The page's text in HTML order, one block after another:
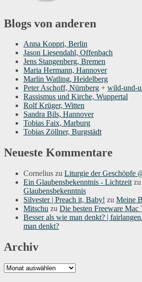
Blogs von anderen
Anna Koppri, Berlin
Jason Liesendahl, Offenbach
Jens Stangenberg, Bremen
Maria Hermann, Hannover
Marlin Watling, Heidelberg
Peter Aschoff, Nürnberg + wild-und-
Rassismus und Kirche, Wuppertal
Rolf Krüger, Witten
Sandra Bils, Hannover
Tobias Faix, Marburg
Tobias Zöllner, Burgstädt
Neueste Kommentare
Cornelius zu Liturgie der Geschöpfe
Ein Glaubensbekenntnis - Lichtzeit zu
Glaubensbekenntnis
Silvester | Preach it, Baby! zu Meine
Mitschu zu Die besten Freeware Mac
Besser als wie man denkt? |
man denkt?
Archiv
Archiv